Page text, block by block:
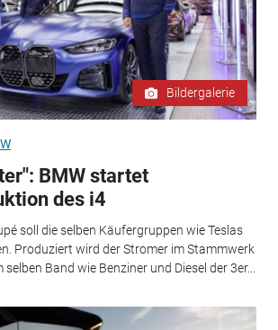
Bildergalerie
BMW startet
des i4
soll die selben Käufergruppen wie Teslas
Produziert wird der Stromer im Stammwerk
Band wie Benziner und Diesel der 3er...